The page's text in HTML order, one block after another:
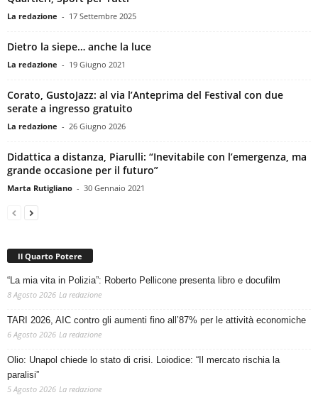
La redazione - 17 Settembre 2025
Dietro la siepe… anche la luce
La redazione - 19 Giugno 2021
Corato, GustoJazz: al via l’Anteprima del Festival con due
serate a ingresso gratuito
La redazione - 26 Giugno 2026
Didattica a distanza, Piarulli: “Inevitabile con l’emergenza, ma
grande occasione per il futuro”
Marta Rutigliano - 30 Gennaio 2021
Il Quarto Potere
“La mia vita in Polizia”: Roberto Pellicone presenta libro e docufilm
8 Agosto 2026 La redazione
TARI 2026, AIC contro gli aumenti fino all’87% per le attività economiche
6 Agosto 2026 La redazione
Olio: Unapol chiede lo stato di crisi. Loiodice: “Il mercato rischia la
paralisi”
5 Agosto 2026 La redazione